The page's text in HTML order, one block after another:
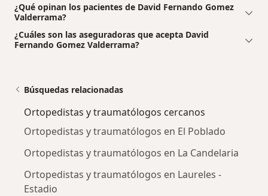
¿Qué opinan los pacientes de David Fernando Gomez
Valderrama?
¿Cuáles son las aseguradoras que acepta David
Fernando Gomez Valderrama?
Búsquedas relacionadas
Ortopedistas y traumatólogos cercanos
Ortopedistas y traumatólogos en El Poblado
Ortopedistas y traumatólogos en La Candelaria
Ortopedistas y traumatólogos en Laureles -
Estadio